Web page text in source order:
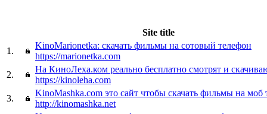
Site title
1.
KinoMarionetka: скачать фильмы на сотовый телефон
https://marionetka.com
2.
На КиноЛеха.ком реально бесплатно смотрят и
https://kinoleha.com
3.
KinoMashka.com это сайт чтобы скачать фильмы на моб
http://kinomashka.net